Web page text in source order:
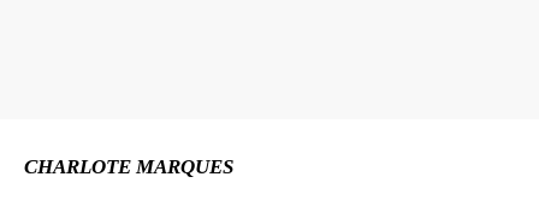
CHARLOTE MARQUES